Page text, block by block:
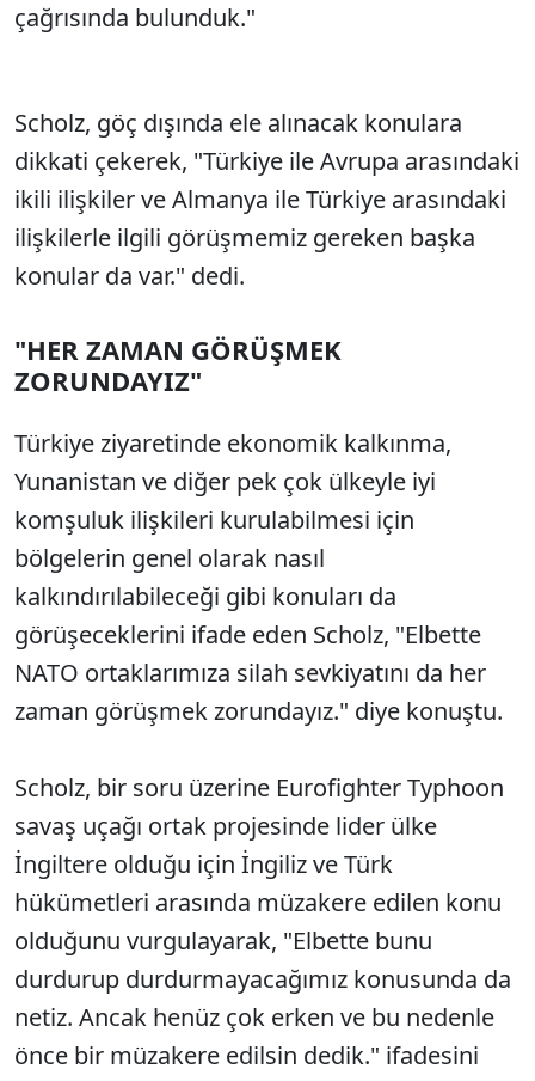
çağrısında bulunduk."
Scholz, göç dışında ele alınacak konulara
dikkati çekerek, "Türkiye ile Avrupa arasındaki
ikili ilişkiler ve Almanya ile Türkiye arasındaki
ilişkilerle ilgili görüşmemiz gereken başka
konular da var." dedi.
"HER ZAMAN GÖRÜŞMEK
ZORUNDAYIZ"
Türkiye ziyaretinde ekonomik kalkınma,
Yunanistan ve diğer pek çok ülkeyle iyi
komşuluk ilişkileri kurulabilmesi için
bölgelerin genel olarak nasıl
kalkındırılabileceği gibi konuları da
görüşeceklerini ifade eden Scholz, "Elbette
NATO ortaklarımıza silah sevkiyatını da her
zaman görüşmek zorundayız." diye konuştu.
Scholz, bir soru üzerine Eurofighter Typhoon
savaş uçağı ortak projesinde lider ülke
İngiltere olduğu için İngiliz ve Türk
hükümetleri arasında müzakere edilen konu
olduğunu vurgulayarak, "Elbette bunu
durdurup durdurmayacağımız konusunda da
netiz. Ancak henüz çok erken ve bu nedenle
önce bir müzakere edilsin dedik." ifadesini